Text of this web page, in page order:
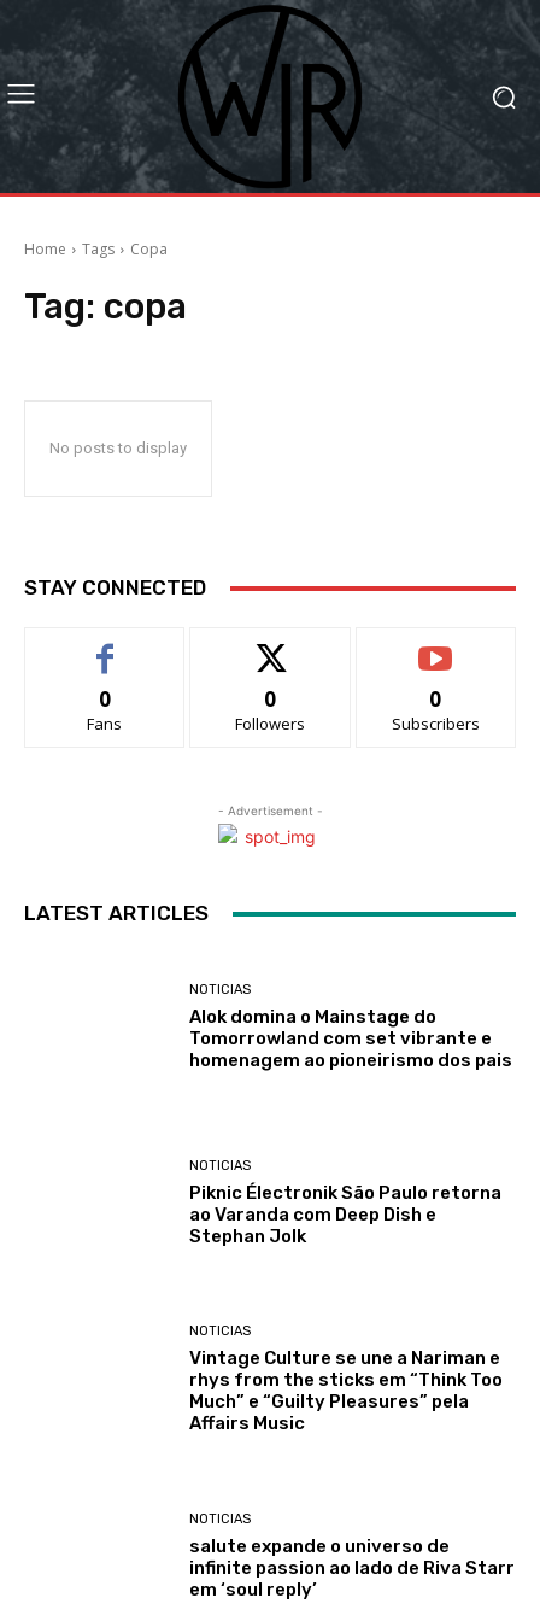
Home Tags Copa
Tag: copa
No posts to display
STAY CONNECTED
0
Fans
0
Followers
0
Subscribers
- Advertisement -
LATEST ARTICLES
NOTICIAS
Alok domina o Mainstage do
Tomorrowland com set vibrante e
homenagem ao pioneirismo dos pais
NOTICIAS
Piknic Électronik São Paulo retorna
ao Varanda com Deep Dish e
Stephan Jolk
NOTICIAS
Vintage Culture se une a Nariman e
rhys from the sticks em “Think Too
Much” e “Guilty Pleasures” pela
Affairs Music
NOTICIAS
salute expande o universo de
infinite passion ao lado de Riva Starr
em ‘soul reply’